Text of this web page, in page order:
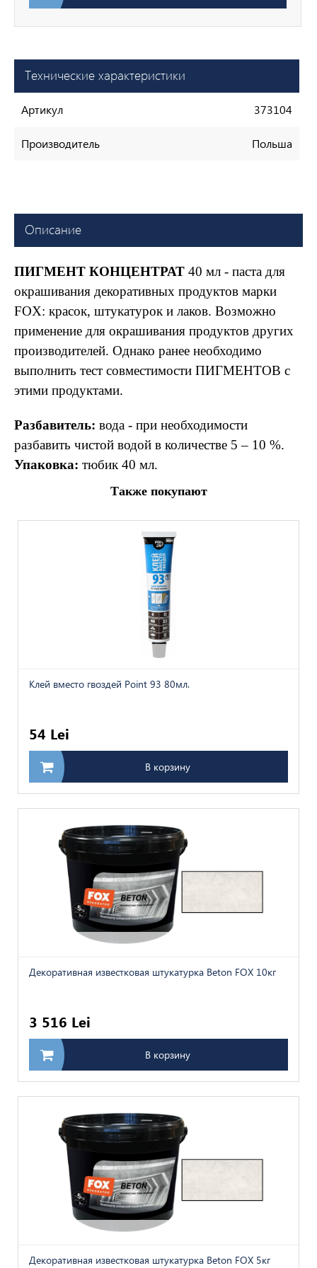
Технические характеристики
Артикул 373104
Производитель Польша
Описание
ПИГМЕНТ КОНЦЕНТРАТ 40 мл - пастa для
окрашивания декоративных продуктов марки
FOX: красок, штукатурок и лаков. Возможно
применение для окрашивания продуктов других
производителей. Однако ранее необходимо
выполнить тест совместимости ПИГМЕНТОВ с
этими продуктами.
Разбавитель: вода - при необходимости
разбавить чистой водой в количестве 5 – 10 %.
Упаковка: тюбик 40 мл.
Также покупают
Клей вместо гвоздей Point 93 80мл.
54 Lei
В корзину
Декоративная известковая штукатурка Beton FOX 10кг
3 516 Lei
В корзину
Декоративная известковая штукатурка Beton FOX 5кг